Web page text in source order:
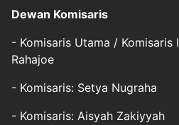
Dewan Komisaris
- Komisaris Utama / Komisaris
Rahajoe
- Komisaris: Setya Nugraha
- Komisaris: Aisyah Zakiyyah